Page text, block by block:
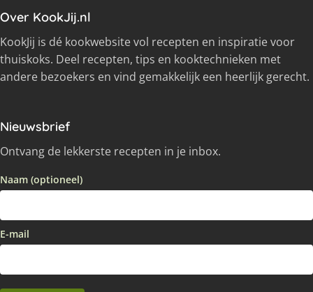
Over KookJij.nl
KookJij is dé kookwebsite vol recepten en inspiratie voor
thuiskoks. Deel recepten, tips en kooktechnieken met
andere bezoekers en vind gemakkelijk een heerlijk gerecht.
Nieuwsbrief
Ontvang de lekkerste recepten in je inbox.
Naam (optioneel)
E-mail